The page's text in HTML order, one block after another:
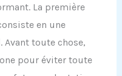
La première
en une
. Avant toute chose,
pour éviter toute